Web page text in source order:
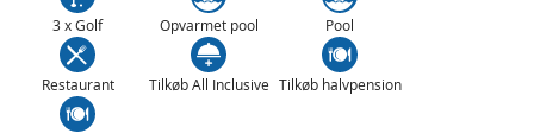
3 x Golf Opvarmet pool Pool
Restaurant Tilkøb All Inclusive Tilkøb halvpension